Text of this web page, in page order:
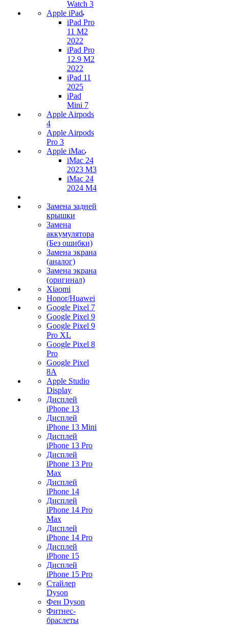
Watch 3
Apple iPad
iPad Pro
11 M2
2022
iPad Pro
12.9 M2
2022
iPad 11
2025
iPad
Mini 7
Apple Airpods
4
Apple Airpods
Pro 3
Apple iMac
iMac 24
2023 M3
iMac 24
2024 M4
Замена задней
крышки
Замена
аккумулятора
(Без ошибки)
Замена экрана
(аналог)
Замена экрана
(оригинал)
Xiaomi
Honor/Huawei
Google Pixel 7
Google Pixel 9
Google Pixel 9
Pro XL
Google Pixel 8
Pro
Google Pixel
8A
Apple Studio
Display
Дисплей
iPhone 13
Дисплей
iPhone 13 Mini
Дисплей
iPhone 13 Pro
Дисплей
iPhone 13 Pro
Max
Дисплей
iPhone 14
Дисплей
iPhone 14 Pro
Max
Дисплей
iPhone 14 Pro
Дисплей
iPhone 15
Дисплей
iPhone 15 Pro
Стайлер
Dyson
Фен Dyson
Фитнес-
браслеты